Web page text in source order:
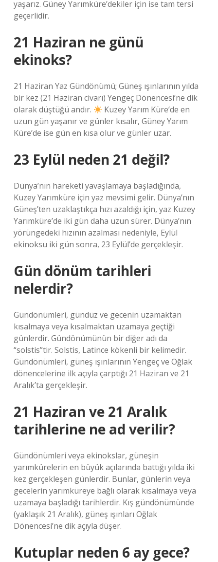
yaşarız. Güney Yarımküre’dekiler için ise tam tersi
geçerlidir.
21 Haziran ne günü
ekinoks?
21 Haziran Yaz Gündönümü; Güneş ışınlarının yılda
bir kez (21 Haziran civarı) Yengeç Dönencesi’ne dik
olarak düştüğü andır.
Kuzey Yarım Küre’de en
uzun gün yaşanır ve günler kısalır, Güney Yarım
Küre’de ise gün en kısa olur ve günler uzar.
23 Eylül neden 21 değil?
Dünya’nın hareketi yavaşlamaya başladığında,
Kuzey Yarımküre için yaz mevsimi gelir. Dünya’nın
Güneş’ten uzaklaştıkça hızı azaldığı için, yaz Kuzey
Yarımküre’de iki gün daha uzun sürer. Dünya’nın
yörüngedeki hızının azalması nedeniyle, Eylül
ekinoksu iki gün sonra, 23 Eylül’de gerçekleşir.
Gün dönüm tarihleri
nelerdir?
Gündönümleri, gündüz ve gecenin uzamaktan
kısalmaya veya kısalmaktan uzamaya geçtiği
günlerdir. Gündönümünün bir diğer adı da
“solstis”tir. Solstis, Latince kökenli bir kelimedir.
Gündönümleri, güneş ışınlarının Yengeç ve Oğlak
dönencelerine ilk açıyla çarptığı 21 Haziran ve 21
Aralık’ta gerçekleşir.
21 Haziran ve 21 Aralık
tarihlerine ne ad verilir?
Gündönümleri veya ekinokslar, güneşin
yarımkürelerin en büyük açılarında battığı yılda iki
kez gerçekleşen günlerdir. Bunlar, günlerin veya
gecelerin yarımküreye bağlı olarak kısalmaya veya
uzamaya başladığı tarihlerdir. Kış gündönümünde
(yaklaşık 21 Aralık), güneş ışınları Oğlak
Dönencesi’ne dik açıyla düşer.
Kutuplar neden 6 ay gece?